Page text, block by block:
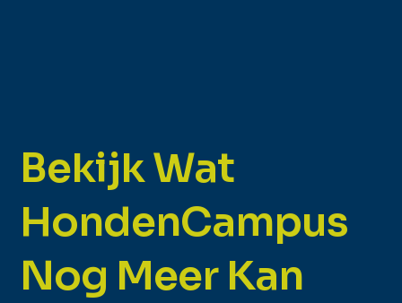
Bekijk Wat
HondenCampus
Nog Meer Kan